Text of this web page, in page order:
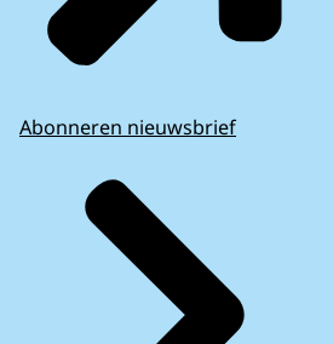
Abonneren nieuwsbrief